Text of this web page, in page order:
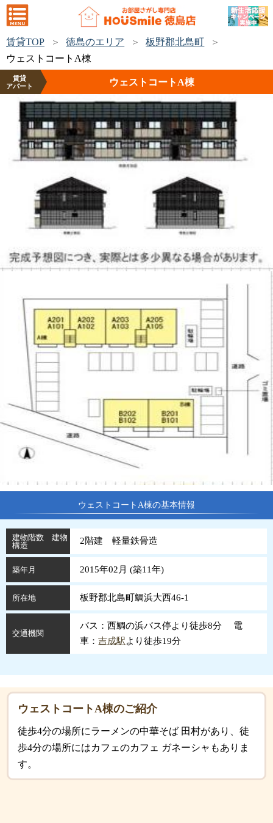
賃貸TOP 徳島のエリア
板野郡北島町
ウェストコートA棟
賃貸
アパート
ウェストコートA棟
ウェストコートA棟の基本情報
建物階数 建物
構造
2階建 軽量鉄骨造
築年月 2015年02月 (築11年)
所在地 板野郡北島町鯛浜大西46-1
交通機関
バス：西鯛の浜バス停より徒歩8分 電
車： 吉成駅より徒歩19分
ウェストコートA棟のご紹介
徒歩4分の場所にラーメンの中華そば 田村があり、徒
歩4分の場所にはカフェのカフェ ガネーシャもありま
す。